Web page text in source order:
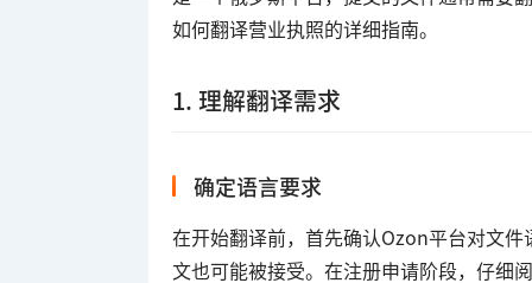
如何翻译营业执照的详细指南。
1. 理解翻译需求
确定语言要求
在开始翻译前，首先确认Ozon平台对文
文也可能被接受。在注册申请阶段，仔细